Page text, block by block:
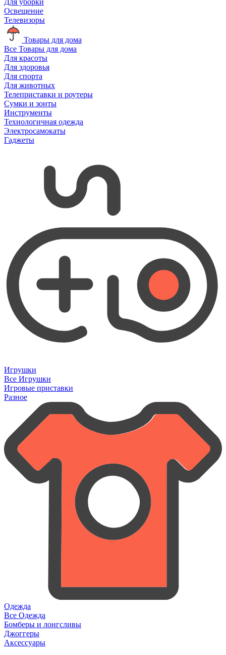
Освещение
Телевизоры
Товары для дома
Все Товары для дома
Для красоты
Для здоровья
Для спорта
Для животных
Телеприставки и роутеры
Сумки и зонты
Инструменты
Технологичная одежда
Электросамокаты
Гаджеты
Игрушки
Все Игрушки
Игровые приставки
Разное
Одежда
Все Одежда
Бомберы и лонгсливы
Джоггеры
Аксессуары